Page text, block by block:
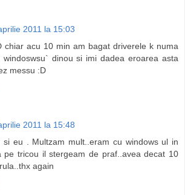
2011 la 15:03
chiar acu 10 min am bagat driverele k numa
dinou si imi dadea eroarea asta
messu :D
2011 la 15:48
eu . Multzam mult..eram cu windows ul in
pe tricou il stergeam de praf..avea decat 10
again